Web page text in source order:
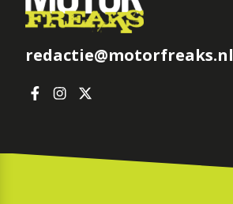
redactie@motorfreaks.nl